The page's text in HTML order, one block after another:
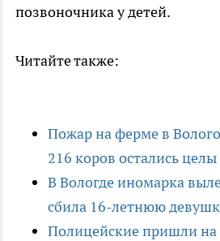
позвоночника у детей.
Читайте также:
Пожар на ферме в
216 коров остались целы
В Вологде иномарка
сбила 16-летнюю
Полицейские пришли на